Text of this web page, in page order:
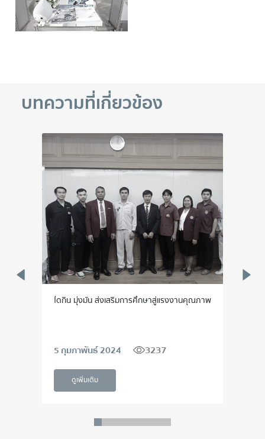
บทความที่เกี่ยวข้อง
ไดกิ้น มุ่งมั่น ส่งเสริมการศึกษาสู่แรงงานคุณภาพ
5 กุมภาพันธ์ 2024 3237
ดูเพิ่มเติม